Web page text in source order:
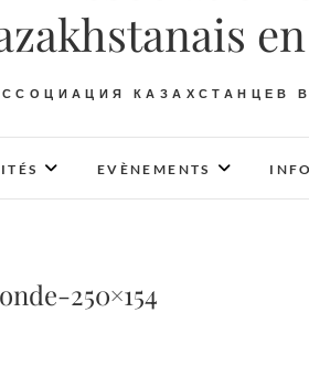
КАЗАХСТАНЦЕВ
EVÈNEMENTS
250×154